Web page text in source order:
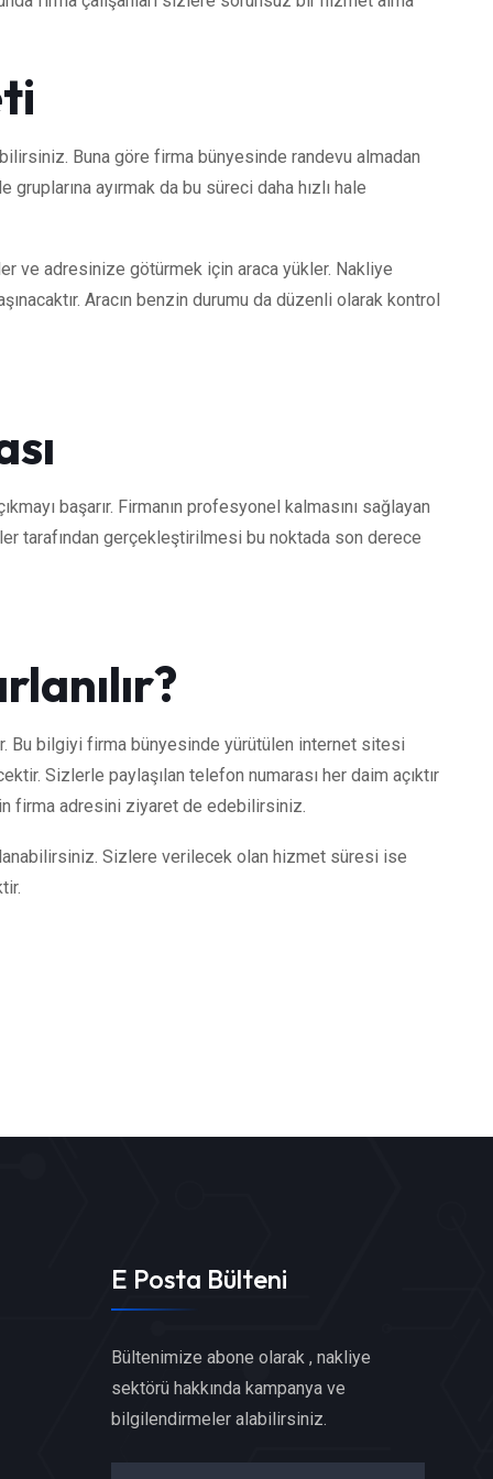
Buna göre firma bünyesinde randevu almadan
ayırmak da bu süreci daha hızlı hale
ve adresinize götürmek için araca yükler. Nakliye
Aracın benzin durumu da düzenli olarak kontrol
başarır. Firmanın profesyonel kalmasını sağlayan
tarafından gerçekleştirilmesi bu noktada son derece
Bu bilgiyi firma bünyesinde yürütülen internet sitesi
Sizlerle paylaşılan telefon numarası her daim açıktır
firma adresini ziyaret de edebilirsiniz.
Sizlere verilecek olan hizmet süresi ise
E Posta Bülteni
Bültenimize abone olarak , nakliye
sektörü hakkında kampanya ve
bilgilendirmeler alabilirsiniz.